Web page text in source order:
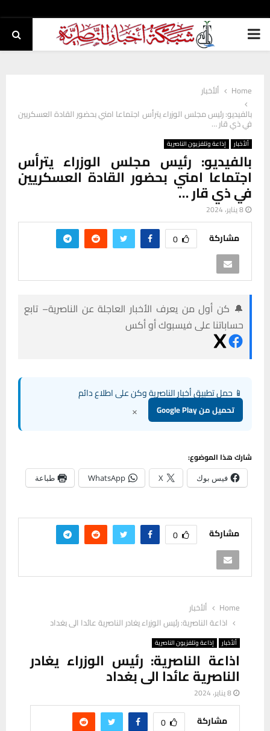
PRIMARY
Home
ألأخبار
بالفيديو: رئيس مجلس الوزراء يترأس اجتماعا امني بحضور القادة العسكريين
في ذي قار …
ألأخبار إذاعة وتلفزيون الناصرية
بالفيديو: رئيس مجلس الوزراء يترأس
اجتماعا امني بحضور القادة العسكريين
في ذي قار …
8 يناير، 2024
مشاركة 0
🔔 كن أول من يعرف الأخبار العاجلة عن الناصرية– تابع
حساباتنا على فيسبوك أو أكس
📱 حمل تطبيق أخبار الناصرية وكن على اطلاع دائم
تحميل من Google Play ×
شارك هذا الموضوع:
فيس بوك X
WhatsApp طباعة
مشاركة 0
Home
ألأخبار
اذاعة الناصرية: رئيس الوزراء يغادر الناصرية عائدا الى بغداد
ألأخبار إذاعة وتلفزيون الناصرية
اذاعة الناصرية: رئيس الوزراء يغادر
الناصرية عائدا الى بغداد
8 يناير، 2024
مشاركة 0